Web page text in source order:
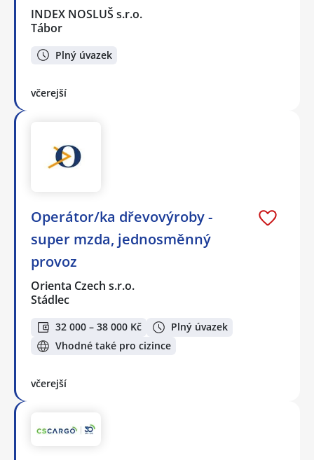
INDEX NOSLUŠ s.r.o.
Tábor
Plný úvazek
včerejší
Operátor/ka dřevovýroby -
super mzda, jednosměnný
provoz
Orienta Czech s.r.o.
Stádlec
32 000 – 38 000 Kč
Plný úvazek
Vhodné také pro cizince
včerejší